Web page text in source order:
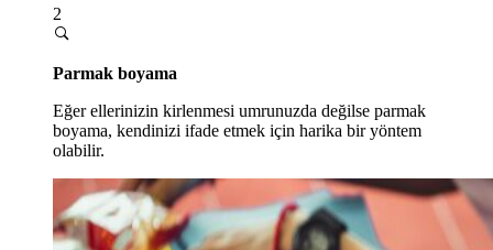
2
Parmak boyama
Eğer ellerinizin kirlenmesi umrunuzda değilse parmak
boyama, kendinizi ifade etmek için harika bir yöntem
olabilir.